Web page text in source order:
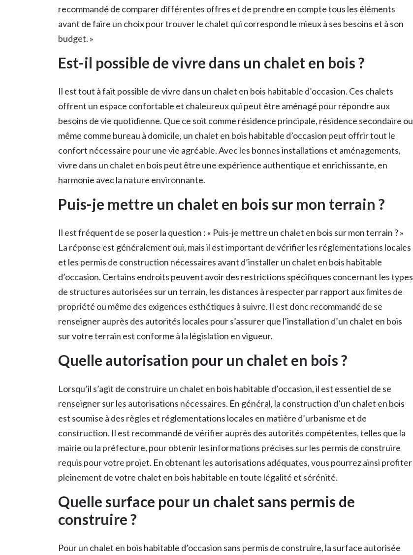
recommandé de comparer différentes offres et de prendre en compte tous les éléments
avant de faire un choix pour trouver le chalet qui correspond le mieux à ses besoins et à son
budget. »
Est-il possible de vivre dans un chalet en bois ?
Il est tout à fait possible de vivre dans un chalet en bois habitable d’occasion. Ces chalets
offrent un espace confortable et chaleureux qui peut être aménagé pour répondre aux
besoins de vie quotidienne. Que ce soit comme résidence principale, résidence secondaire ou
même comme bureau à domicile, un chalet en bois habitable d’occasion peut offrir tout le
confort nécessaire pour une vie agréable. Avec les bonnes installations et aménagements,
vivre dans un chalet en bois peut être une expérience authentique et enrichissante, en
harmonie avec la nature environnante.
Puis-je mettre un chalet en bois sur mon terrain ?
Il est fréquent de se poser la question : « Puis-je mettre un chalet en bois sur mon terrain ? »
La réponse est généralement oui, mais il est important de vérifier les réglementations locales
et les permis de construction nécessaires avant d’installer un chalet en bois habitable
d’occasion. Certains endroits peuvent avoir des restrictions spécifiques concernant les types
de structures autorisées sur un terrain, les distances à respecter par rapport aux limites de
propriété ou même des exigences esthétiques à suivre. Il est donc recommandé de se
renseigner auprès des autorités locales pour s’assurer que l’installation d’un chalet en bois
sur votre terrain est conforme à la législation en vigueur.
Quelle autorisation pour un chalet en bois ?
Lorsqu’il s’agit de construire un chalet en bois habitable d’occasion, il est essentiel de se
renseigner sur les autorisations nécessaires. En général, la construction d’un chalet en bois
est soumise à des règles et réglementations locales en matière d’urbanisme et de
construction. Il est recommandé de vérifier auprès des autorités compétentes, telles que la
mairie ou la préfecture, pour obtenir les informations précises sur les permis de construire
requis pour votre projet. En obtenant les autorisations adéquates, vous pourrez ainsi profiter
pleinement de votre chalet en bois habitable en toute légalité et sérénité.
Quelle surface pour un chalet sans permis de
construire ?
Pour un chalet en bois habitable d’occasion sans permis de construire, la surface autorisée